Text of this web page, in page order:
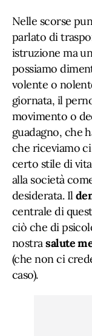
Nelle scorse
parlato di
istruzione ma
possiamo
volente o
giornata, il
movimento o
guadagno, che
che riceviamo
certo stile di
alla società
desiderata. Il
centrale di
ciò che di
nostrasalute
(che non ci
caso).